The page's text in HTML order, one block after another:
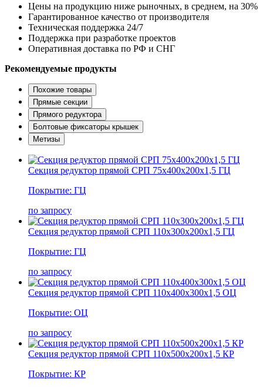
Цены на продукцию ниже рыночных, в среднем, на 30%
Гарантированное качество от производителя
Техническая поддержка 24/7
Поддержка при разработке проектов
Оперативная доставка по РФ и СНГ
Рекомендуемые продукты
Похожие товары
Прямые секции
Прямого редуктора
Болтовые фиксаторы крышек
Метизы
Секция редуктор прямой СРП 75х400х200х1,5 ГЦ
Покрытие: ГЦ
по запросу
Секция редуктор прямой СРП 110х300х200х1,5 ГЦ
Покрытие: ГЦ
по запросу
Секция редуктор прямой СРП 110х400х300х1,5 ОЦ
Покрытие: ОЦ
по запросу
Секция редуктор прямой СРП 110х500х200х1,5 КР
Покрытие: КР